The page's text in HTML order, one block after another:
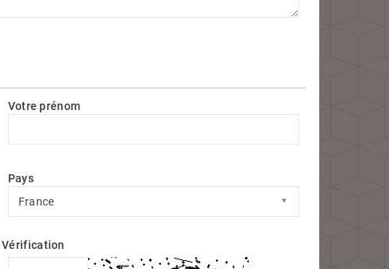
Votre prénom
Pays
France
Pays
Vérification